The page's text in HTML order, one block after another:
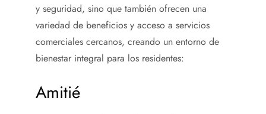
y seguridad, sino que también ofrecen una
variedad de beneficios y acceso a servicios
comerciales cercanos, creando un entorno de
bienestar integral para los residentes:
Amitié